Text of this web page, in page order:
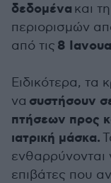
δεδομένα και
περιορισμών
από τις 8
Ειδικότερα,
να συστήσουν
πτήσεων προς
ιατρική μάσκα.
ενθαρρύνονται
επιβάτες που